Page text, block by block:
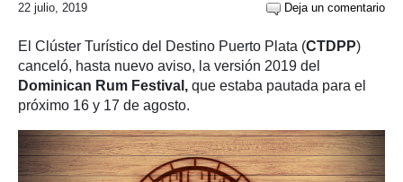
22 julio, 2019 Deja un comentario
El Clúster Turístico del Destino Puerto Plata (CTDPP)
canceló, hasta nuevo aviso, la versión 2019 del
Dominican Rum Festival, que estaba pautada para el
próximo 16 y 17 de agosto.